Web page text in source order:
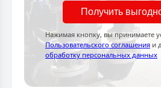
Получить
Нажимая кнопку, вы принимаете
Пользовательского соглашения и
обработку персональных данных